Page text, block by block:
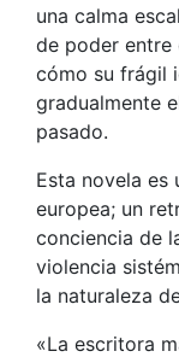
una calma
de poder entre
cómo su frágil
gradualmente
pasado.
Esta novela es
europea; un
conciencia de
violencia
la naturaleza
«La escritora